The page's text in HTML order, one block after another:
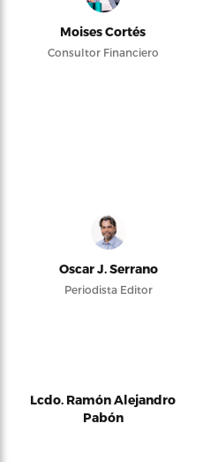
Moises Cortés
Consultor Financiero
Oscar J. Serrano
Periodista Editor
Lcdo. Ramón Alejandro
Pabón